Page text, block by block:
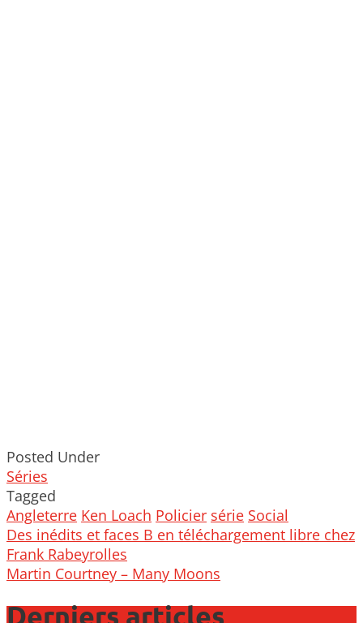
Posted Under
Séries
Tagged
Angleterre Ken Loach Policier série Social
Post
navigation
Des inédits et faces B en téléchargement libre chez
Frank Rabeyrolles
Martin Courtney – Many Moons
Derniers articles